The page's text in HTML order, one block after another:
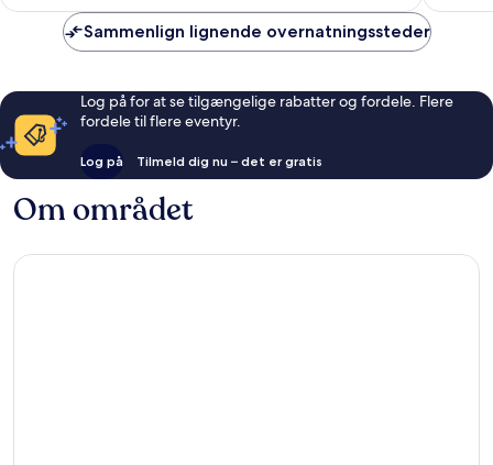
anmeldelse
Sammenlign lignende overnatningssteder
Log på for at se tilgængelige rabatter og fordele. Flere
fordele til flere eventyr.
Log på Tilmeld dig nu – det er gratis
Om området